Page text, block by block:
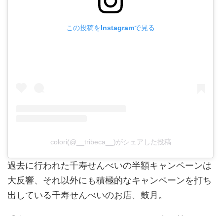
この投稿をInstagramで見る
colori(@__tribeca__)がシェアした投稿
過去に行われた千寿せんべいの半額キャンペーンは
大反響、それ以外にも積極的なキャンペーンを打ち
出している千寿せんべいのお店、鼓月。